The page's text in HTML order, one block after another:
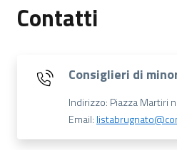
Contatti
Consiglieri di
Indirizzo: Piazza Martiri
Email: